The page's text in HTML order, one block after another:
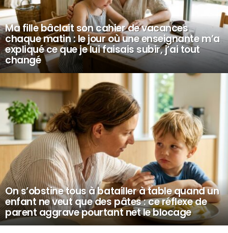
Ma fille bâclait son cahier de vacances
chaque matin : le jour où une enseignante m’a
expliqué ce que je lui faisais subir, j’ai tout
changé
On s’obstine tous à batailler à table quand un
enfant ne veut que des pâtes : ce réflexe de
parent aggrave pourtant net le blocage